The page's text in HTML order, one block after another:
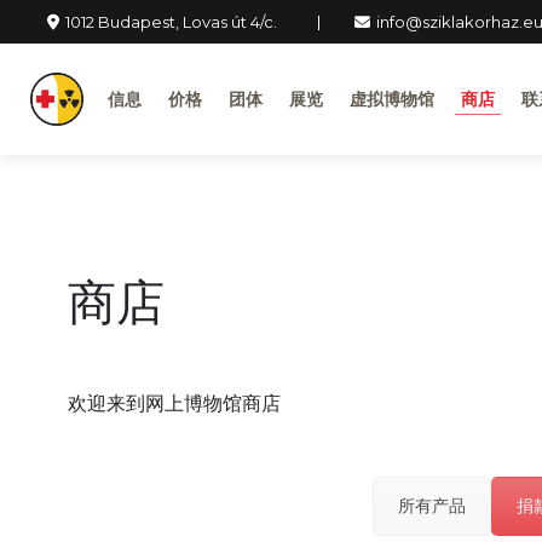
1012 Budapest, Lovas út 4/c. info@sziklakorhaz.eu
信息 价格 团体 展览 虚拟博物馆 商店 联
商店
欢迎来到网上博物馆商店
所有产品 捐